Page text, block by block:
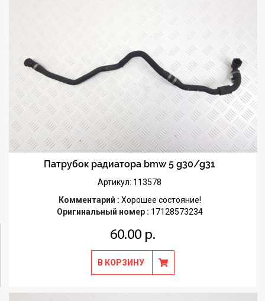
Патрубок радиатора bmw 5 g30/g31
Артикул: 113578
Комментарий : Хорошее состояние!
Оригинальный номер : 17128573234
60.00 р.
В КОРЗИНУ